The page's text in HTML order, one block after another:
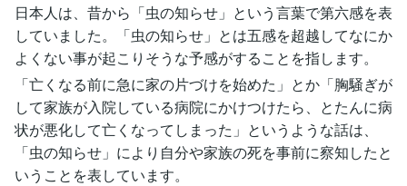
日本人は、昔から「虫の知らせ」という言葉で第六感を表
していました。「虫の知らせ」とは五感を超越してなにか
よくない事が起こりそうな予感がすることを指します。
「亡くなる前に急に家の片づけを始めた」とか「胸騒ぎが
して家族が入院している病院にかけつけたら、とたんに病
状が悪化して亡くなってしまった」というような話は、
「虫の知らせ」により自分や家族の死を事前に察知したと
いうことを表しています。